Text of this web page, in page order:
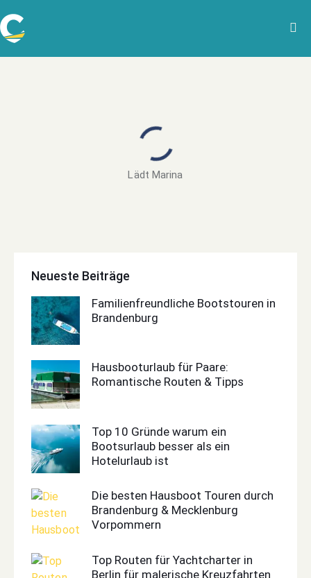
Lädt Marina
Neueste Beiträge
Familienfreundliche Bootstouren in
Brandenburg
Hausbooturlaub für Paare:
Romantische Routen & Tipps
Top 10 Gründe warum ein
Bootsurlaub besser als ein
Hotelurlaub ist
Die besten Hausboot Touren durch
Brandenburg & Mecklenburg
Vorpommern
Top Routen für Yachtcharter in
Berlin für malerische Kreuzfahrten